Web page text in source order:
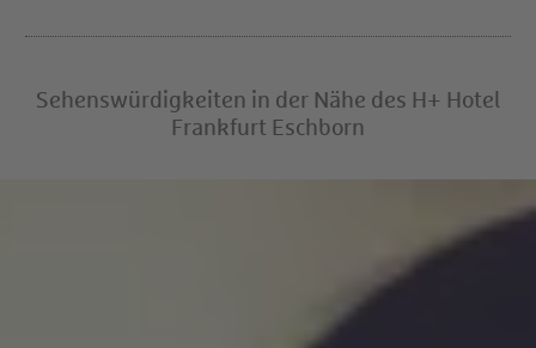
Sehenswürdigkeiten in der Nähe des H+ Hotel
Frankfurt Eschborn